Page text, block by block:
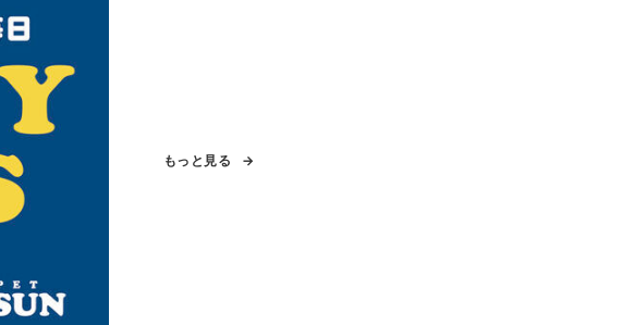
もっと見る